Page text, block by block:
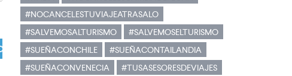
#NOCANCELESTUVIAJEATRASALO
#SALVEMOSALTURISMO
#SALVEMOSELTURISMO
#SUEÑACONCHILE
#SUEÑACONTAILANDIA
#SUEÑACONVENECIA
#TUSASESORESDEVIAJES